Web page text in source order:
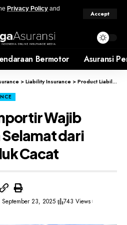
Privacy Policy and
Accept
Bermotor Asuransi
>Liability Insurance >Product Liability Insurance
Wajib
Selamat dari
Cacat
September 23, 2025
743 Views